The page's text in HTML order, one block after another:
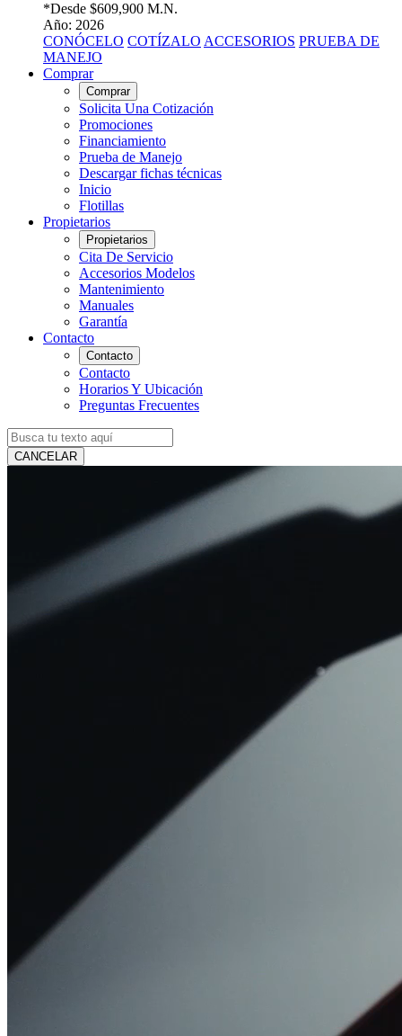
*Desde $609,900 M.N.
Año: 2026
CONÓCELO COTÍZALO ACCESORIOS PRUEBA DE
MANEJO
Comprar
Comprar
Solicita Una Cotización
Promociones
Financiamiento
Prueba de Manejo
Descargar fichas técnicas
Inicio
Flotillas
Propietarios
Propietarios
Cita De Servicio
Accesorios Modelos
Mantenimiento
Manuales
Garantía
Contacto
Contacto
Contacto
Horarios Y Ubicación
Preguntas Frecuentes
CANCELAR